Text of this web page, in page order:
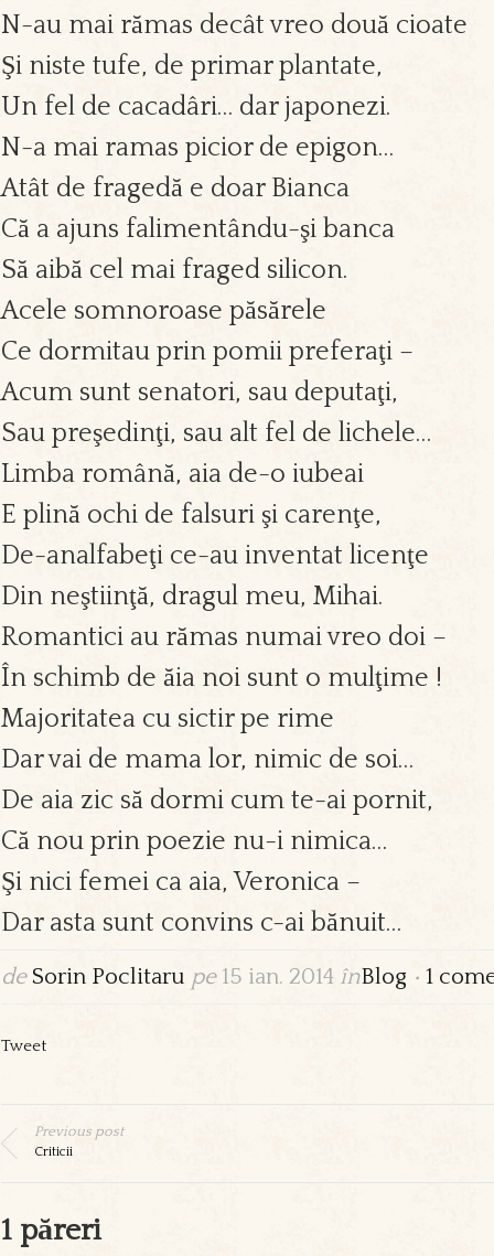
N-au mai rămas decât vreo două cioate
Şi niste tufe, de primar plantate,
Un fel de cacadâri… dar japonezi.
N-a mai ramas picior de epigon…
Atât de fragedă e doar Bianca
Că a ajuns falimentându-şi banca
Să aibă cel mai fraged silicon.
Acele somnoroase păsărele
Ce dormitau prin pomii preferaţi –
Acum sunt senatori, sau deputaţi,
Sau preşedinţi, sau alt fel de lichele…
Limba română, aia de-o iubeai
E plină ochi de falsuri şi carenţe,
De-analfabeţi ce-au inventat licenţe
Din neştiinţă, dragul meu, Mihai.
Romantici au rămas numai vreo doi –
În schimb de ăia noi sunt o mulţime !
Majoritatea cu sictir pe rime
Dar vai de mama lor, nimic de soi…
De aia zic să dormi cum te-ai pornit,
Că nou prin poezie nu-i nimica…
Şi nici femei ca aia, Veronica –
Dar asta sunt convins c-ai bănuit…
de Sorin Poclitaru pe 15 ian. 2014 înBlog • 1
Tweet
Previous post
Criticii
1 păreri